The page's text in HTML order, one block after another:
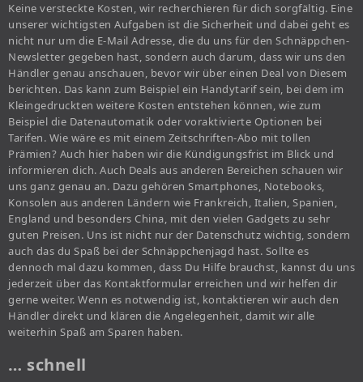
Keine versteckte Kosten, wir recherchieren für dich sorgfältig. Eine
unserer wichtigsten Aufgaben ist die Sicherheit und dabei geht es
nicht nur um die E-Mail Adresse, die du uns für den Schnäppchen-
Newsletter gegeben hast, sondern auch darum, dass wir uns den
Händler genau anschauen, bevor wir über einen Deal von Diesem
berichten. Das kann zum Beispiel ein Handytarif sein, bei dem im
Kleingedruckten weitere Kosten entstehen können, wie zum
Beispiel die Datenautomatik oder voraktivierte Optionen bei
Tarifen. Wie wäre es mit einem Zeitschriften-Abo mit tollen
Prämien? Auch hier haben wir die Kündigungsfrist im Blick und
informieren dich. Auch Deals aus anderen Bereichen schauen wir
uns ganz genau an. Dazu gehören Smartphones, Notebooks,
Konsolen aus anderen Ländern wie Frankreich, Italien, Spanien,
England und besonders China, mit den vielen Gadgets zu sehr
guten Preisen. Uns ist nicht nur der Datenschutz wichtig, sondern
auch das du Spaß bei der Schnäppchenjagd hast. Sollte es
dennoch mal dazu kommen, dass Du Hilfe brauchst, kannst du uns
jederzeit über das Kontaktformular erreichen und wir helfen dir
gerne weiter. Wenn es notwendig ist, kontaktieren wir auch den
Händler direkt und klären die Angelegenheit, damit wir alle
weiterhin Spaß am Sparen haben.
… schnell